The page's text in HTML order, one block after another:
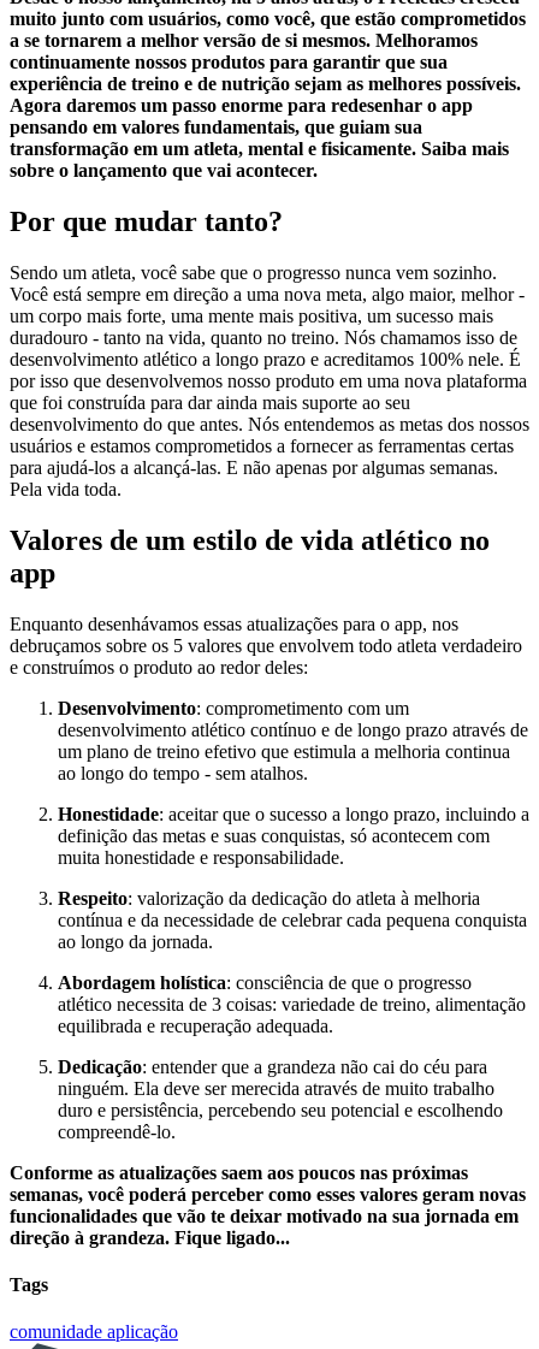
muito junto com usuários, como você, que estão comprometidos
a se tornarem a melhor versão de si mesmos. Melhoramos
continuamente nossos produtos para garantir que sua
experiência de treino e de nutrição sejam as melhores possíveis.
Agora daremos um passo enorme para redesenhar o app
pensando em valores fundamentais, que guiam sua
transformação em um atleta, mental e fisicamente. Saiba mais
sobre o lançamento que vai acontecer.
Por que mudar tanto?
Sendo um atleta, você sabe que o progresso nunca vem sozinho.
Você está sempre em direção a uma nova meta, algo maior, melhor -
um corpo mais forte, uma mente mais positiva, um sucesso mais
duradouro - tanto na vida, quanto no treino. Nós chamamos isso de
desenvolvimento atlético a longo prazo e acreditamos 100% nele. É
por isso que desenvolvemos nosso produto em uma nova plataforma
que foi construída para dar ainda mais suporte ao seu
desenvolvimento do que antes. Nós entendemos as metas dos nossos
usuários e estamos comprometidos a fornecer as ferramentas certas
para ajudá-los a alcançá-las. E não apenas por algumas semanas.
Pela vida toda.
Valores de um estilo de vida atlético no
app
Enquanto desenhávamos essas atualizações para o app, nos
debruçamos sobre os 5 valores que envolvem todo atleta verdadeiro
e construímos o produto ao redor deles:
Desenvolvimento: comprometimento com um
desenvolvimento atlético contínuo e de longo prazo através de
um plano de treino efetivo que estimula a melhoria continua
ao longo do tempo - sem atalhos.
Honestidade: aceitar que o sucesso a longo prazo, incluindo a
definição das metas e suas conquistas, só acontecem com
muita honestidade e responsabilidade.
Respeito: valorização da dedicação do atleta à melhoria
contínua e da necessidade de celebrar cada pequena conquista
ao longo da jornada.
Abordagem holística: consciência de que o progresso
atlético necessita de 3 coisas: variedade de treino, alimentação
equilibrada e recuperação adequada.
Dedicação: entender que a grandeza não cai do céu para
ninguém. Ela deve ser merecida através de muito trabalho
duro e persistência, percebendo seu potencial e escolhendo
compreendê-lo.
Conforme as atualizações saem aos poucos nas próximas
semanas, você poderá perceber como esses valores geram novas
funcionalidades que vão te deixar motivado na sua jornada em
direção à grandeza. Fique ligado...
Tags
comunidade aplicação